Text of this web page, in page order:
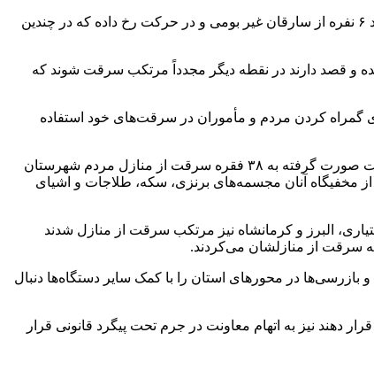
وی افزود: کارآگاهان پس از بررسی محل‌های وقوع سرقت و انجام یک سری اقدامات هوشمندانه دریافتند که این سرقت‌ها توسط اعضای یک باند ۶ نفره از سارقان غیر بومی و در حرکت رخ داده که در چندین
شده و قصد دارند در نقطه دیگر مجدداً مرتکب سرقت شوند که
زن بوده که سارقان از وی برای گمراه کردن مردم و مأموران در سرقت‌های خود استفاده
میرحیدری به کشف یک قبضه کلت کمری به همراه فشنگ‌های مربوطه از مخفیگاه سرکرده باند مذکور خبر داد و تصریح کرد: سارقان در تحقیقات صورت گرفته به ۳۸ فقره سرقت از منازل مردم شهرستان
مذکور نیز دستگیر و از مخفیگاه آنان مجسمه‌های برنزی، سکه، طلاجات و اشیای
البرز و کرمانشاه نیز مرتکب سرقت از منازل شدند
سرقت از منازلشان می‌کردند.
در محورهای استان را با کمک سایر دستگاه‌ها دنبال
دهند نیز به اتهام معاونت در جرم تحت پیگرد قانونی قرار